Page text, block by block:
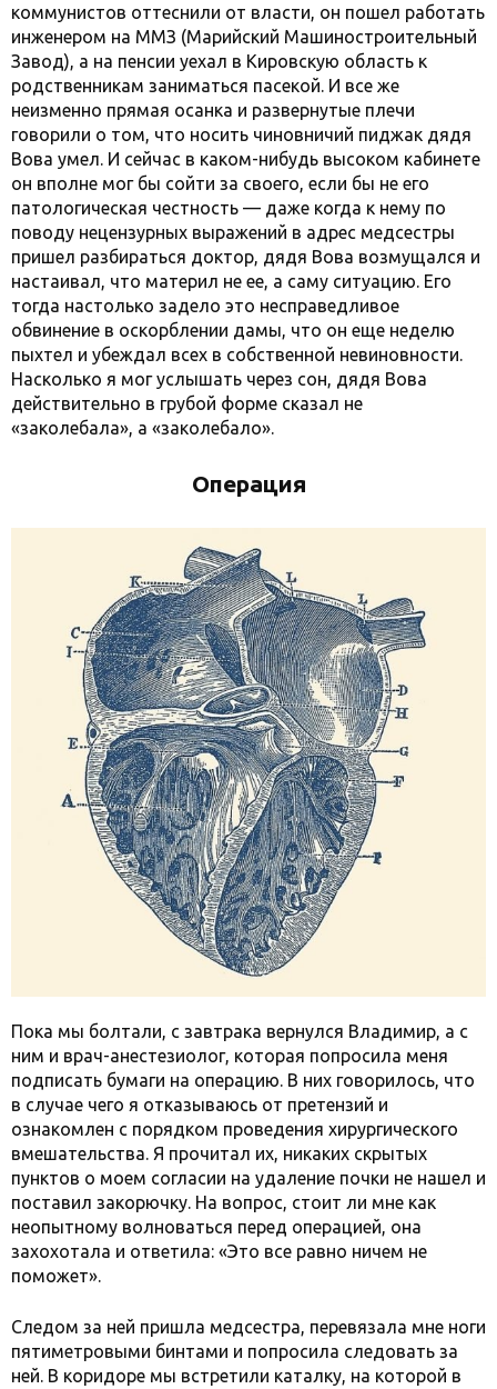
коммунистов оттеснили от власти, он пошел работать
инженером на ММЗ (Марийский Машиностроительный
Завод), а на пенсии уехал в Кировскую область к
родственникам заниматься пасекой. И все же
неизменно прямая осанка и развернутые плечи
говорили о том, что носить чиновничий пиджак дядя
Вова умел. И сейчас в каком-нибудь высоком кабинете
он вполне мог бы сойти за своего, если бы не его
патологическая честность — даже когда к нему по
поводу нецензурных выражений в адрес медсестры
пришел разбираться доктор, дядя Вова возмущался и
настаивал, что материл не ее, а саму ситуацию. Его
тогда настолько задело это несправедливое
обвинение в оскорблении дамы, что он еще неделю
пыхтел и убеждал всех в собственной невиновности.
Насколько я мог услышать через сон, дядя Вова
действительно в грубой форме сказал не
«заколебала», а «заколебало».
Операция
Пока мы болтали, с завтрака вернулся Владимир, а с
ним и врач-анестезиолог, которая попросила меня
подписать бумаги на операцию. В них говорилось, что
в случае чего я отказываюсь от претензий и
ознакомлен с порядком проведения хирургического
вмешательства. Я прочитал их, никаких скрытых
пунктов о моем согласии на удаление почки не нашел и
поставил закорючку. На вопрос, стоит ли мне как
неопытному волноваться перед операцией, она
захохотала и ответила: «Это все равно ничем не
поможет».
Следом за ней пришла медсестра, перевязала мне ноги
пятиметровыми бинтами и попросила следовать за
ней. В коридоре мы встретили каталку, на которой в